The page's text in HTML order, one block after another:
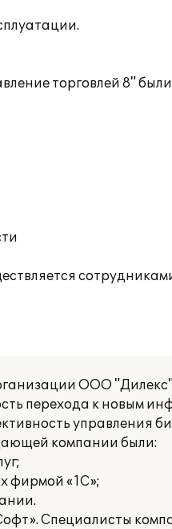
торговлей 8"
ООО
перехода к новым
управления
компании были:
фирмой «1С»;
Специалисты